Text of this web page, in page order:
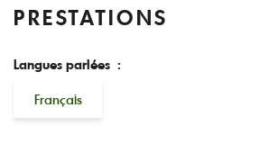
PRESTATIONS
Langues parlées :
Français